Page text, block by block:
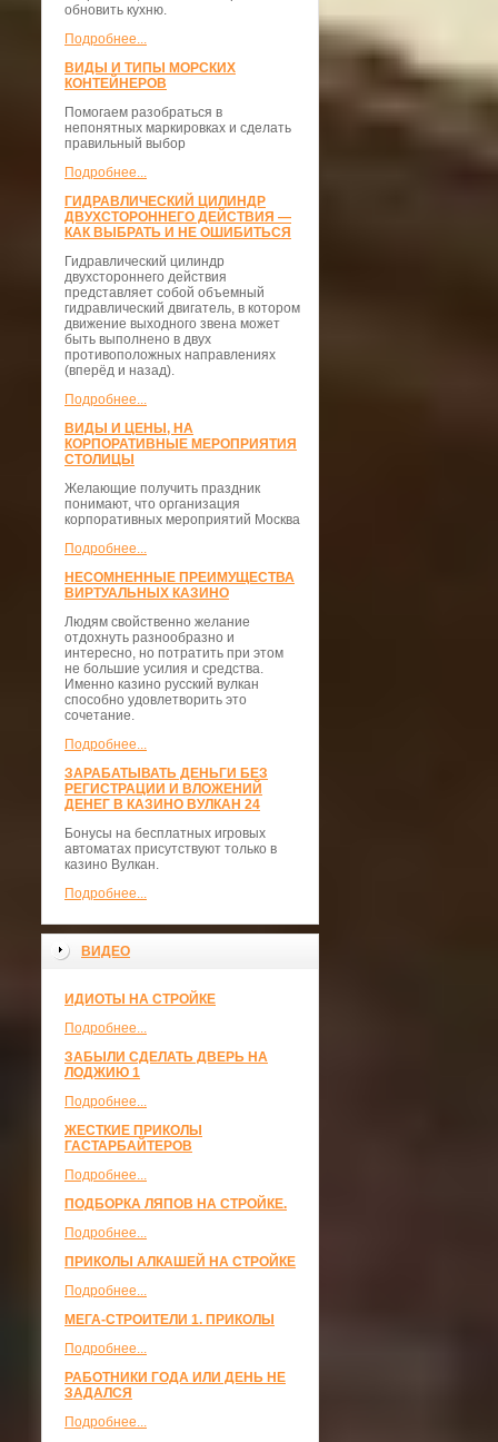
обновить кухню.
Подробнее...
ВИДЫ И ТИПЫ МОРСКИХ
КОНТЕЙНЕРОВ
Помогаем разобраться в
непонятных маркировках и сделать
правильный выбор
Подробнее...
ГИДРАВЛИЧЕСКИЙ ЦИЛИНДР
ДВУХСТОРОННЕГО ДЕЙСТВИЯ —
КАК ВЫБРАТЬ И НЕ ОШИБИТЬСЯ
Гидравлический цилиндр
двухстороннего действия
представляет собой объемный
гидравлический двигатель, в котором
движение выходного звена может
быть выполнено в двух
противоположных направлениях
(вперёд и назад).
Подробнее...
ВИДЫ И ЦЕНЫ, НА
КОРПОРАТИВНЫЕ МЕРОПРИЯТИЯ
СТОЛИЦЫ
Желающие получить праздник
понимают, что организация
корпоративных мероприятий Москва
Подробнее...
НЕСОМНЕННЫЕ ПРЕИМУЩЕСТВА
ВИРТУАЛЬНЫХ КАЗИНО
Людям свойственно желание
отдохнуть разнообразно и
интересно, но потратить при этом
не большие усилия и средства.
Именно казино русский вулкан
способно удовлетворить это
сочетание.
Подробнее...
ЗАРАБАТЫВАТЬ ДЕНЬГИ БЕЗ
РЕГИСТРАЦИИ И ВЛОЖЕНИЙ
ДЕНЕГ В КАЗИНО ВУЛКАН 24
Бонусы на бесплатных игровых
автоматах присутствуют только в
казино Вулкан.
Подробнее...
ВИДЕО
ИДИОТЫ НА СТРОЙКЕ
Подробнее...
ЗАБЫЛИ СДЕЛАТЬ ДВЕРЬ НА
ЛОДЖИЮ 1
Подробнее...
ЖЕСТКИЕ ПРИКОЛЫ
ГАСТАРБАЙТЕРОВ
Подробнее...
ПОДБОРКА ЛЯПОВ НА СТРОЙКЕ.
Подробнее...
ПРИКОЛЫ АЛКАШЕЙ НА СТРОЙКЕ
Подробнее...
МЕГА-СТРОИТЕЛИ 1. ПРИКОЛЫ
Подробнее...
РАБОТНИКИ ГОДА ИЛИ ДЕНЬ НЕ
ЗАДАЛСЯ
Подробнее...